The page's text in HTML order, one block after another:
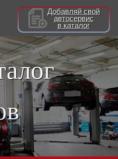
Добавляй свой
автосервис
в каталог